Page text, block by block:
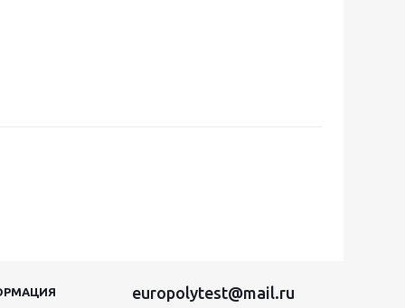
europolytest@mail.ru